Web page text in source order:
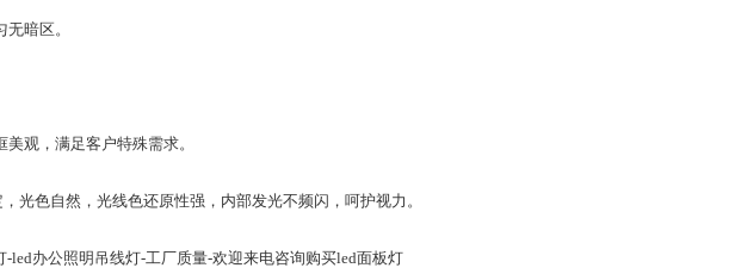
暗区。
观，满足客户特殊需求。
光色自然，光线色还原性强，内部发光不频闪，呵护视力。
led办公照明吊线灯-工厂质量-欢迎来电咨询购买led面板灯